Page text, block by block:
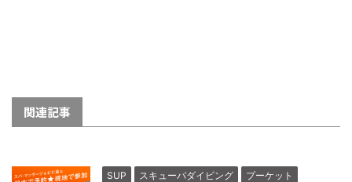
関連記事
SUP スキューバダイビング
プーケット